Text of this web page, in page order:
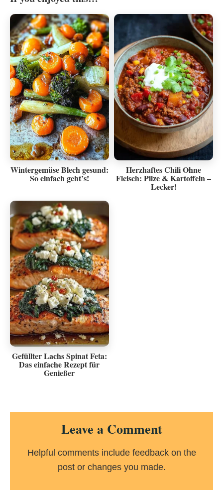
Wintergemüse Blech gesund:
So einfach geht’s!
Herzhaftes Chili Ohne
Fleisch: Pilze & Kartoffeln –
Lecker!
Gefüllter Lachs Spinat Feta:
Das einfache Rezept für
Genießer
Reader
InteractionsLeave a Comment
Helpful comments include feedback on the
post or changes you made.